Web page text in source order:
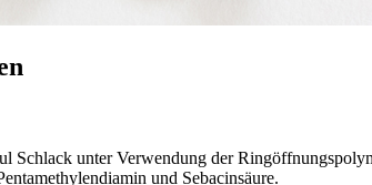
Schlack unter Verwendung der
und Sebacinsäure.